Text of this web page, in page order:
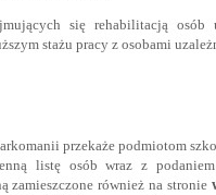
się rehabilitacją osób
stażu pracy z osobami
przekaże podmiotom
listę osób wraz z
zamieszczone również na stronie